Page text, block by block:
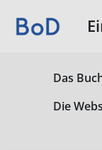
Das
Die